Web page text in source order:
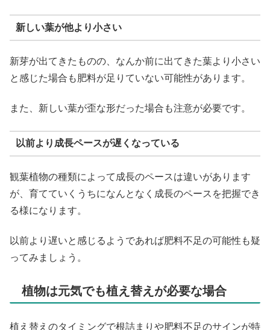
新しい葉が他より小さい
新芽が出てきたものの、なんか前に出てきた葉より小さい
と感じた場合も肥料が足りていない可能性があります。
また、新しい葉が歪な形だった場合も注意が必要です。
以前より成長ペースが遅くなっている
観葉植物の種類によって成長のペースは違いがあります
が、育てていくうちになんとなく成長のペースを把握でき
る様になります。
以前より遅いと感じるようであれば肥料不足の可能性も疑
ってみましょう。
植物は元気でも植え替えが必要な場合
植え替えのタイミングで根詰まりや肥料不足のサインが特